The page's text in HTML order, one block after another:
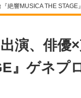
絶響MUSICA THE STAGE
演、俳優
』ゲネプ